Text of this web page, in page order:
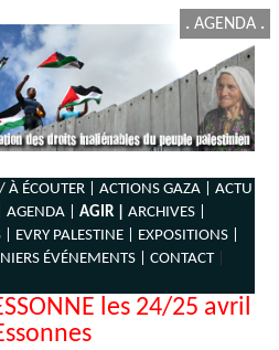
. AGENDA .
ÉCOUTER | ACTIONS GAZA |
ACTU
AGENDA | AGIR |
ARCHIVES |
EVRY PALESTINE |
EXPOSITIONS |
ÉVÉNEMENTS | CONTACT|
les 24/25 avril